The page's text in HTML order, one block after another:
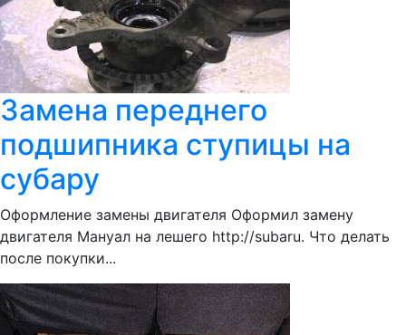
Замена переднего
подшипника ступицы на
субару
Оформление замены двигателя Оформил замену
двигателя Мануал на лешего http://subaru. Что делать
после покупки...